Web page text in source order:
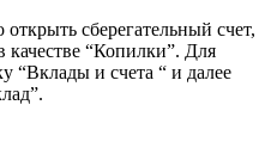
сберегательный счет,
качестве “Копилки”. Для
“Вклады и счета “ и далее